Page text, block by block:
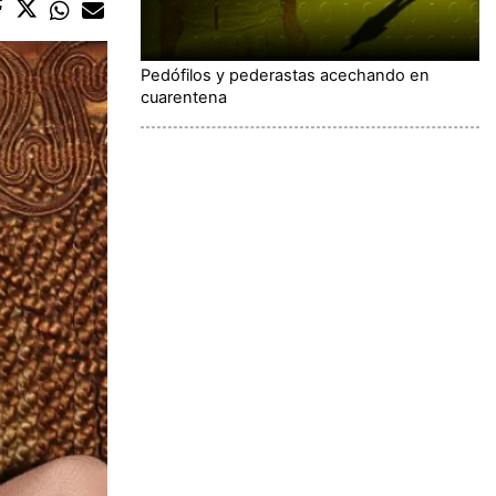
Pedófilos y pederastas acechando en
cuarentena